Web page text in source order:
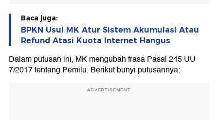
Baca juga:
BPKN Usul MK Atur Sistem Akumulasi Atau
Refund Atasi Kuota Internet Hangus
Dalam putusan ini, MK mengubah frasa Pasal 245 UU
7/2017 tentang Pemilu. Berikut bunyi putusannya:
ADVERTISEMENT